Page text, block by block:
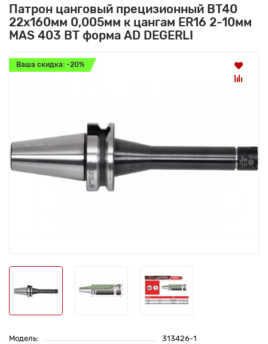
Патрон цанговый прецизионный BT40
22x160мм 0,005мм к цангам ER16 2-10мм
MAS 403 BT форма AD DEGERLI
Ваша скидка: -20%
Модель:
313426-1